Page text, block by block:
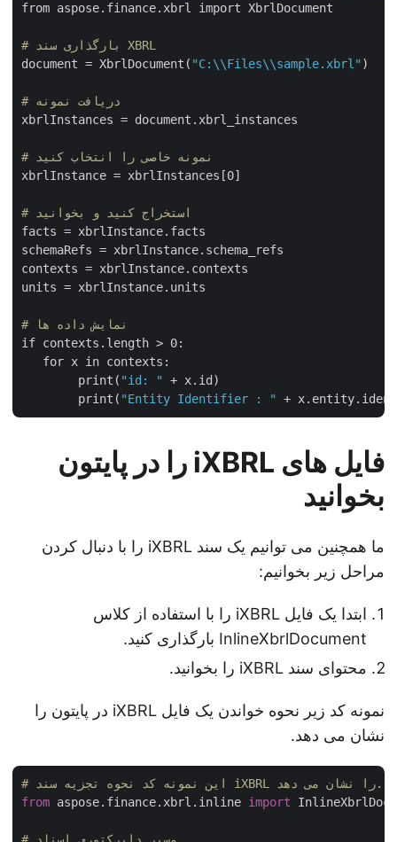
from aspose.finance.xbrl import XbrlDocument
# بارگذاری سند XBRL
document = XbrlDocument("C:\\Files\\sample.xbrl"
# دریافت نمونه
xbrlInstances = document.xbrl_instances
# نمونه خاصی را انتخاب کنید
xbrlInstance = xbrlInstances[0]
# استخراج کنید و بخوانید
facts = xbrlInstance.facts
schemaRefs = xbrlInstance.schema_refs
contexts = xbrlInstance.contexts
units = xbrlInstance.units
# نمایش داده ها
if contexts.length > 0:
   for x in contexts:
        print(
"id: " + x.id)
        print(
"Entity Identifier : "
فایل های iXBRL را در پایتون
بخوانید
ما همچنین می توانیم یک سند iXBRL را با دنبال کردن
مراحل زیر بخوانیم:
ابتدا یک فایل iXBRL را با استفاده از کلاس
InlineXbrlDocument بارگذاری کنید.
محتوای سند iXBRL را بخوانید.
نمونه کد زیر نحوه خواندن یک فایل iXBRL در پایتون را
نشان می دهد.
from aspose.finance.xbrl.inline import